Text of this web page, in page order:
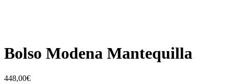
Bolso Modena Mantequilla
448,00€